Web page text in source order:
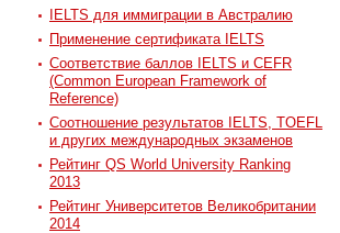
IELTS для иммиграции в Австралию
Применение сертификата IELTS
Соответствие баллов IELTS и CEFR
(Common European Framework of
Reference)
Соотношение результатов IELTS, TOEFL
и других международных экзаменов
Рейтинг QS World University Ranking
2013
Рейтинг Университетов Великобритании
2014